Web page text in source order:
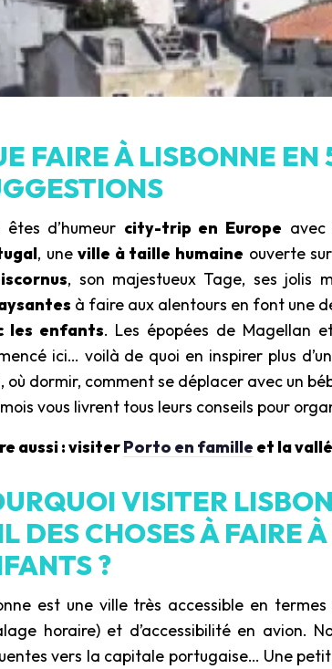
FAIRE À LISBONNE EN
êtes d’humeur city-trip en Europe
, uneville à taille humaine ouverte
, son majestueux Tage, ses jolis
à faire aux alentours en font une
les enfants. Les épopées de Magellan
ici… voilà de quoi en inspirer plus
où dormir, comment se déplacer avec un
mois vous livrent tous leurs conseils pour
aussi : visiterPorto en famille et la
VISITER
DES CHOSES À FAIRE
?
est une ville très accessible en
horaire) et d’accessibilité en avion.
vers la capitale portugaise… Une